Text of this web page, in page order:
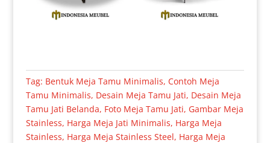
Tag: Bentuk Meja Tamu Minimalis, Contoh Meja
Tamu Minimalis, Desain Meja Tamu Jati, Desain Meja
Tamu Jati Belanda, Foto Meja Tamu Jati, Gambar Meja
Stainless, Harga Meja Jati Minimalis, Harga Meja
Stainless, Harga Meja Stainless Steel, Harga Meja